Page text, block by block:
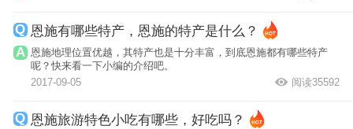
恩施有哪些特产，恩施的特产是什么？
恩施地理位置优越，其特产也是十分丰富，到底恩施都有哪些特产
呢？快来看一下小编的介绍吧。
2017-09-05
阅读35592
恩施旅游特色小吃有哪些，好吃吗？